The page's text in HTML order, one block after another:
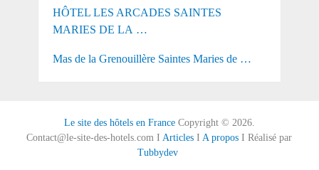
HÔTEL LES ARCADES SAINTES
MARIES DE LA …
Mas de la Grenouillère Saintes Maries de …
Le site des hôtels en FranceCopyright © 2026.
Contact@le-site-des-hotels.com IArticles IA propos I Réalisé par
Tubbydev